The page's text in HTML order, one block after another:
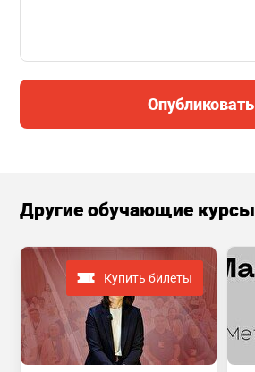
Опубликовать
Другие обучающие курсы
Купить билеты